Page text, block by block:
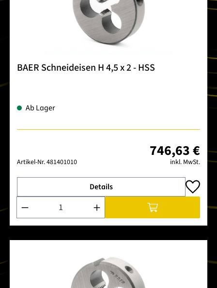
BAER Schneideisen H 4,5 x 2 - HSS
Ab Lager
Artikel-Nr.481401010
746,63 €
inkl. MwSt.
Details
Produkt Anzahl: Gib den gewünschten Wert ein oder